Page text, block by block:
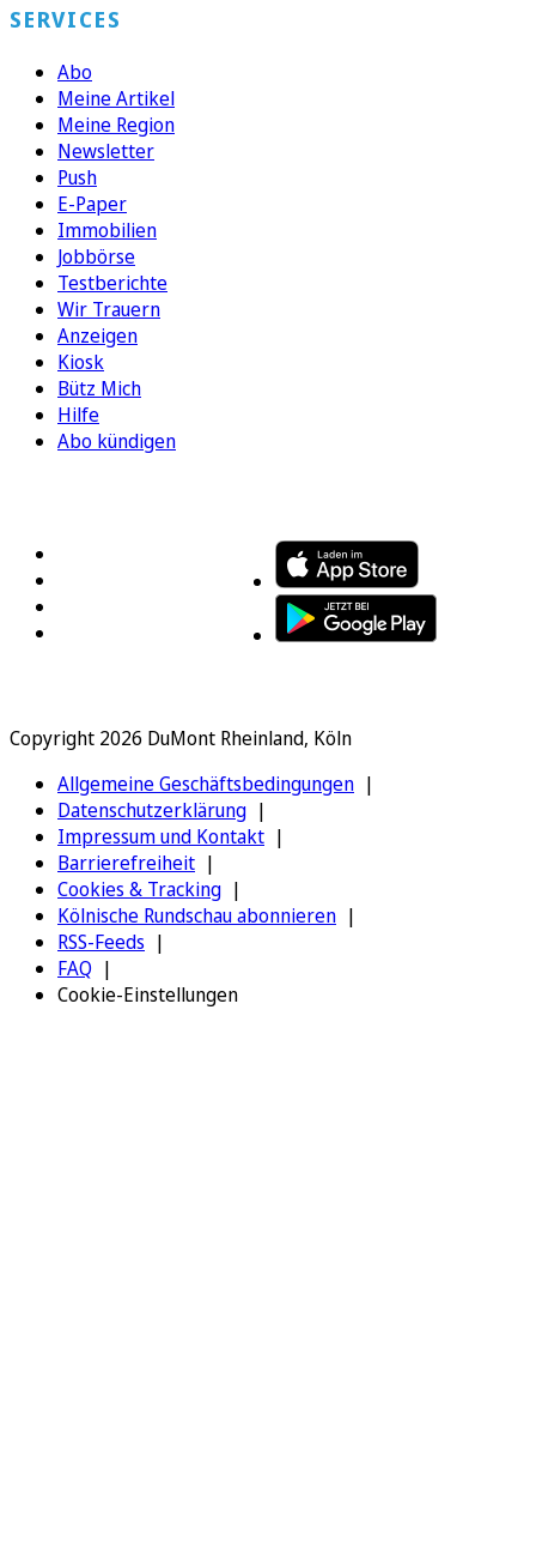
SERVICES
Abo
Meine Artikel
Meine Region
Newsletter
Push
E-Paper
Immobilien
Jobbörse
Testberichte
Wir Trauern
Anzeigen
Kiosk
Bütz Mich
Hilfe
Abo kündigen
Copyright 2026 DuMont Rheinland, Köln
Allgemeine Geschäftsbedingungen
Datenschutzerklärung
Impressum und Kontakt
Barrierefreiheit
Cookies & Tracking
Kölnische Rundschau abonnieren
RSS-Feeds
FAQ
Cookie-Einstellungen